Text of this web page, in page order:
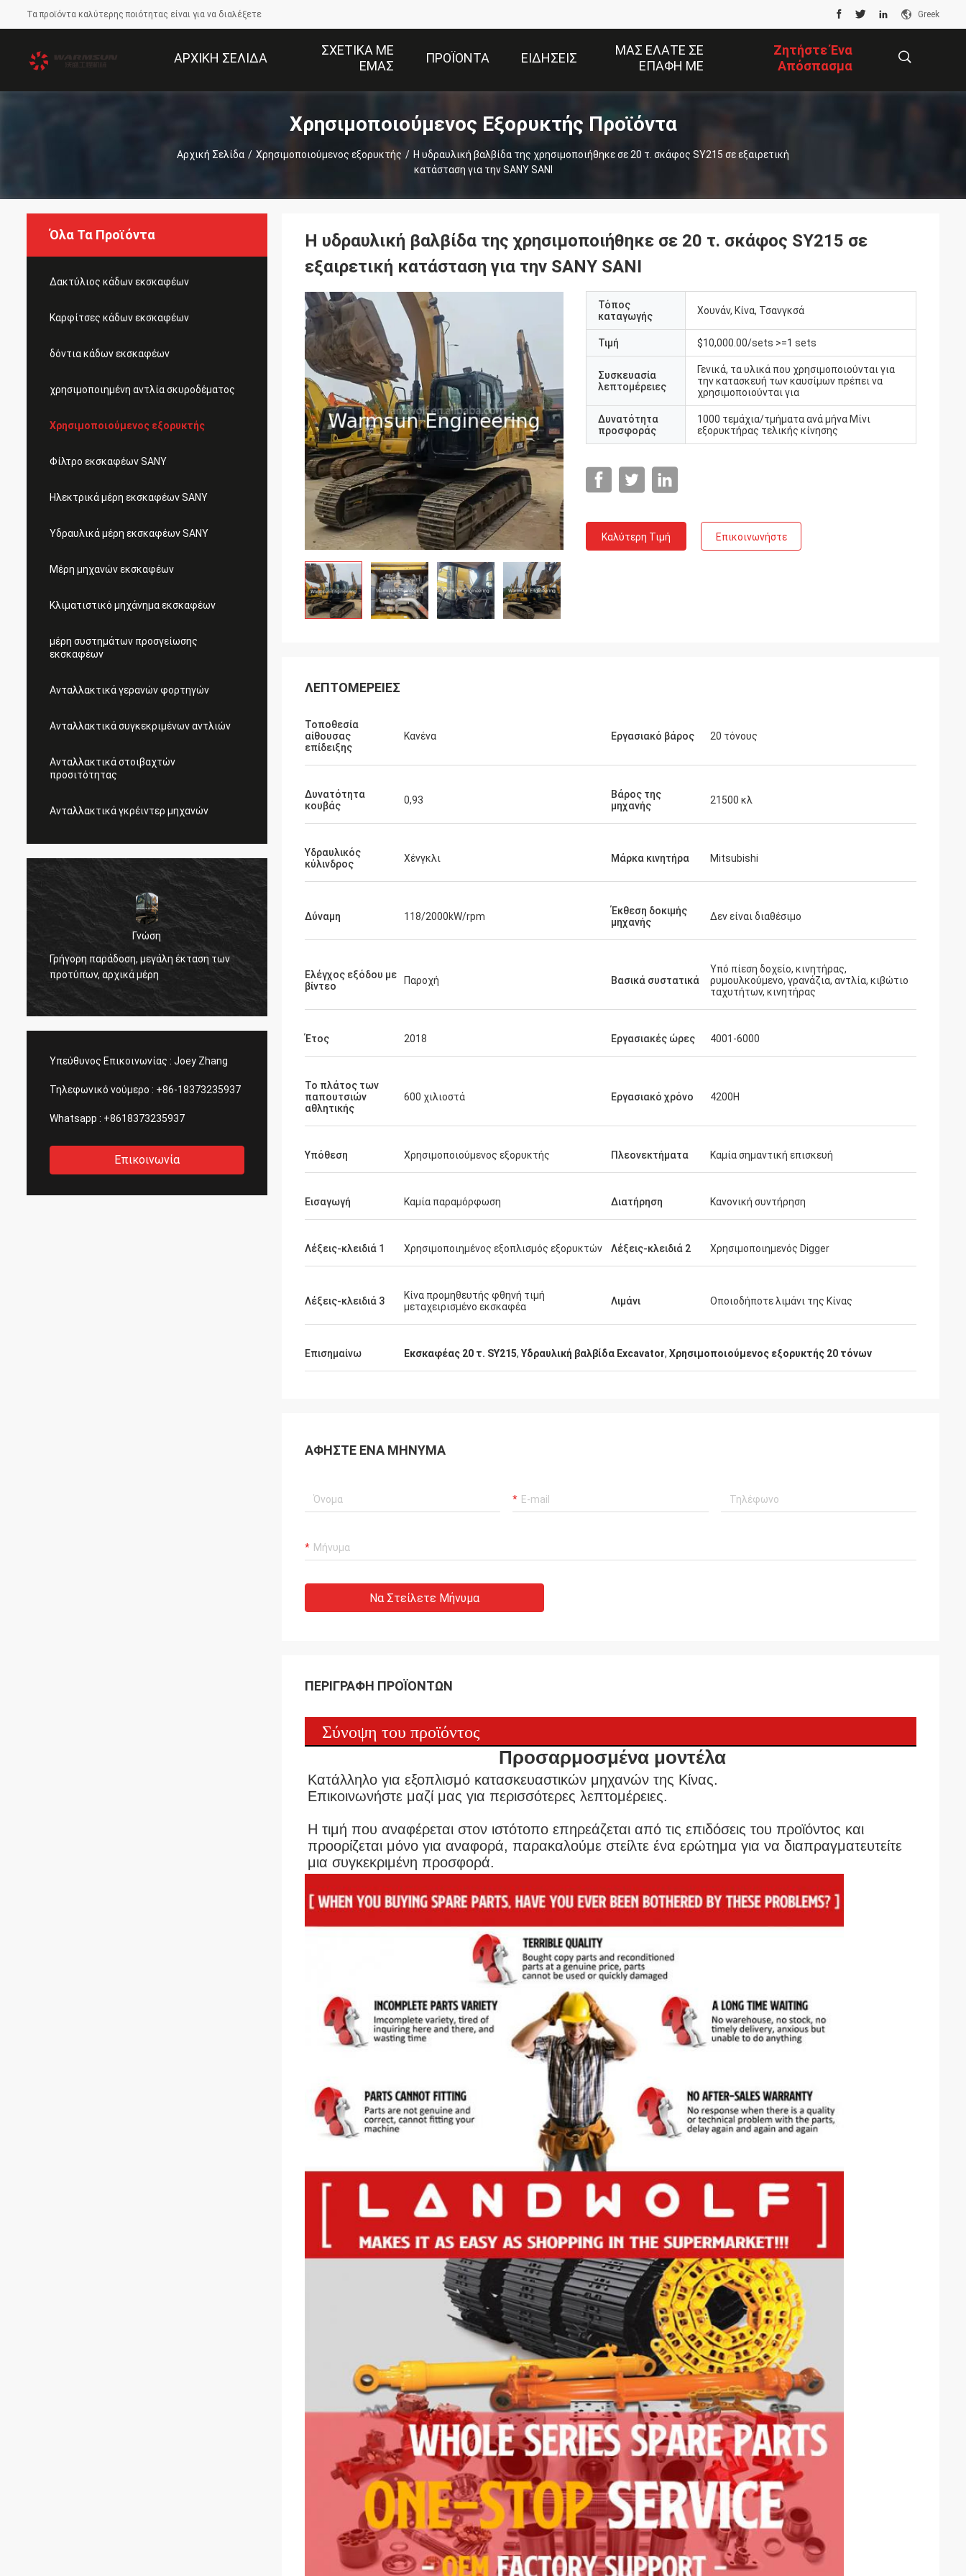
Τα προϊόντα καλύτερης ποιότητας είναι για να διαλέξετε Greek
ΑΡΧΙΚΉ ΣΕΛΊΔΑ
ΣΧΕΤΙΚΆ ΜΕ
ΕΜΆΣ
ΠΡΟΪΌΝΤΑ ΕΙΔΉΣΕΙΣ
ΜΑΣ ΕΛΆΤΕ ΣΕ
ΕΠΑΦΉ ΜΕ
Ζητήστε Ένα
Απόσπασμα
Χρησιμοποιούμενος Εξορυκτής Προϊόντα
Αρχική Σελίδα / Χρησιμοποιούμενος εξορυκτής / Η υδραυλική βαλβίδα της χρησιμοποιήθηκε σε 20 τ. σκάφος SY215 σε εξαιρετική
κατάσταση για την SANY SANI
Όλα Τα Προϊόντα
Δακτύλιος κάδων εκσκαφέων
Καρφίτσες κάδων εκσκαφέων
δόντια κάδων εκσκαφέων
χρησιμοποιημένη αντλία σκυροδέματος
Χρησιμοποιούμενος εξορυκτής
Φίλτρο εκσκαφέων SANY
Ηλεκτρικά μέρη εκσκαφέων SANY
Υδραυλικά μέρη εκσκαφέων SANY
Μέρη μηχανών εκσκαφέων
Κλιματιστικό μηχάνημα εκσκαφέων
μέρη συστημάτων προσγείωσης
εκσκαφέων
Ανταλλακτικά γερανών φορτηγών
Ανταλλακτικά συγκεκριμένων αντλιών
Ανταλλακτικά στοιβαχτών
προσιτότητας
Ανταλλακτικά γκρέιντερ μηχανών
Γνώση
παράδοση, μεγάλη έκταση των
αρχικά μέρη
η ποιότητα μερών είναι τόσο υψηλή όπως
Υπεύθυνος Επικοινωνίας : Joey Zhang
Τηλεφωνικό νούμερο : +86-18373235937
Whatsapp : +8618373235937
Επικοινωνία
Η υδραυλική βαλβίδα της χρησιμοποιήθηκε σε 20 τ. σκάφος SY215 σε
εξαιρετική κατάσταση για την SANY SANI
Τόπος
καταγωγής
Χουνάν, Κίνα, Τσανγκσά
Τιμή $10,000.00/sets >=1 sets
Συσκευασία
λεπτομέρειες
Γενικά, τα υλικά που χρησιμοποιούνται για
την κατασκευή των καυσίμων πρέπει να
χρησιμοποιούνται για
Δυνατότητα
προσφοράς
1000 τεμάχια/τμήματα ανά μήνα Μίνι
εξορυκτήρας τελικής κίνησης
Καλύτερη Τιμή Επικοινωνήστε
ΛΕΠΤΟΜΈΡΕΙΕΣ
Τοποθεσία
αίθουσας
επίδειξης
Κανένα Εργασιακό βάρος 20 τόνους
Δυνατότητα
κουβάς
0,93
Βάρος της
μηχανής
21500 κλ
Υδραυλικός
κύλινδρος
Χένγκλι Μάρκα κινητήρα Mitsubishi
Δύναμη 118/2000kW/rpm
Έκθεση δοκιμής
μηχανής
Δεν είναι διαθέσιμο
Ελέγχος εξόδου με
βίντεο
Παροχή Βασικά συστατικά
Υπό πίεση δοχείο, κινητήρας,
ρυμουλκούμενο, γρανάζια, αντλία, κιβώτιο
ταχυτήτων, κινητήρας
Έτος 2018 Εργασιακές ώρες 4001-6000
Το πλάτος των
παπουτσιών
αθλητικής
600 χιλιοστά Εργασιακό χρόνο 4200H
Υπόθεση Χρησιμοποιούμενος εξορυκτής Πλεονεκτήματα Καμία σημαντική επισκευή
Εισαγωγή Καμία παραμόρφωση Διατήρηση Κανονική συντήρηση
Λέξεις-κλειδιά 1 Χρησιμοποιημένος εξοπλισμός εξορυκτών Λέξεις-κλειδιά 2 Χρησιμοποιημενός Digger
Λέξεις-κλειδιά 3
Κίνα προμηθευτής φθηνή τιμή
μεταχειρισμένο εκσκαφέα
Λιμάνι Οποιοδήποτε λιμάνι της Κίνας
Επισημαίνω Εκσκαφέας 20 τ. SY215, Υδραυλική βαλβίδα Excavator, Χρησιμοποιούμενος εξορυκτής 20 τόνων
ΑΦΉΣΤΕ ΈΝΑ ΜΉΝΥΜΑ
Να Στείλετε Μήνυμα
ΠΕΡΙΓΡΑΦΉ ΠΡΟΪΌΝΤΩΝ
Σύνοψη του προϊόντος
Προσαρμοσμένα μοντέλα
Κατάλληλο για εξοπλισμό κατασκευαστικών μηχανών της Κίνας.
Επικοινωνήστε μαζί μας για περισσότερες λεπτομέρειες.
Η τιμή που αναφέρεται στον ιστότοπο επηρεάζεται από τις επιδόσεις του προϊόντος και
προορίζεται μόνο για αναφορά, παρακαλούμε στείλτε ένα ερώτημα για να διαπραγματευτείτε
μια συγκεκριμένη προσφορά.